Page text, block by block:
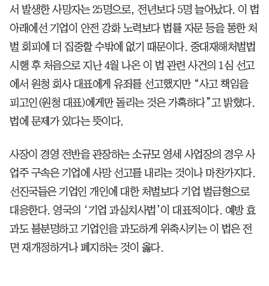
서 발생한 사망자는 25명으로, 전년보다 5명 늘어났다. 이 법
아래에선 기업이 안전 강화 노력보다 법률 자문 등을 통한 처
벌 회피에 더 집중할 수밖에 없기 때문이다. 중대재해처벌법
시행 후 처음으로 지난 4월 나온 이 법 관련 사건의 1심 선고
에서 원청 회사 대표에게 유죄를 선고했지만 “사고 책임을
피고인(원청 대표)에게만 돌리는 것은 가혹하다”고 밝혔다.
법에 문제가 있다는 뜻이다.
사장이 경영 전반을 관장하는 소규모 영세 사업장의 경우 사
업주 구속은 기업에 사망 선고를 내리는 것이나 마찬가지다.
선진국들은 기업인 개인에 대한 처벌보다 기업 벌금형으로
대응한다. 영국의 ‘기업 과실치사법’이 대표적이다. 예방 효
과도 불분명하고 기업인을 과도하게 위축시키는 이 법은 전
면 재개정하거나 폐지하는 것이 옳다.